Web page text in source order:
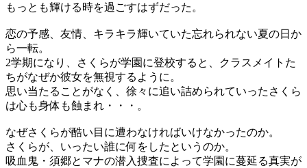
もっとも輝ける時を過ごすはずだった。
恋の予感、友情、キラキラ輝いていた忘れられない夏の日か
ら一転。
2学期になり、さくらが学園に登校すると、クラスメイトた
ちがなぜか彼女を無視するように。
思い当たることがなく、徐々に追い詰められていったさくら
は心も身体も蝕まれ・・・。
なぜさくらが酷い目に遭わなければいけなかったのか。
さくらが、いったい誰に何をしたというのか。
吸血鬼・須郷とマナの潜入捜査によって学園に蔓延る真実が